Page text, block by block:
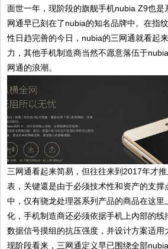
面世一年，现阶段的旗舰手机nubia Z9也是
网通早已刻在了nubia的知名品牌中。在指
性日趋完善的今日，nubia的三网通就看起
力，其他手机制造商当然不愿意落伍于
网通的浪潮。
三网通看起来简易，但往往来到2017年才
表，关键還是由于必须技术性和资产的支撑
中，仅有骁龙处理器系列产品的商品在这里
化，手机制造商还必须依据手机上內部的
数据信号摸组的抗压强度，并设计方案适用
现阶段看来，三网通定义早已围绕全部